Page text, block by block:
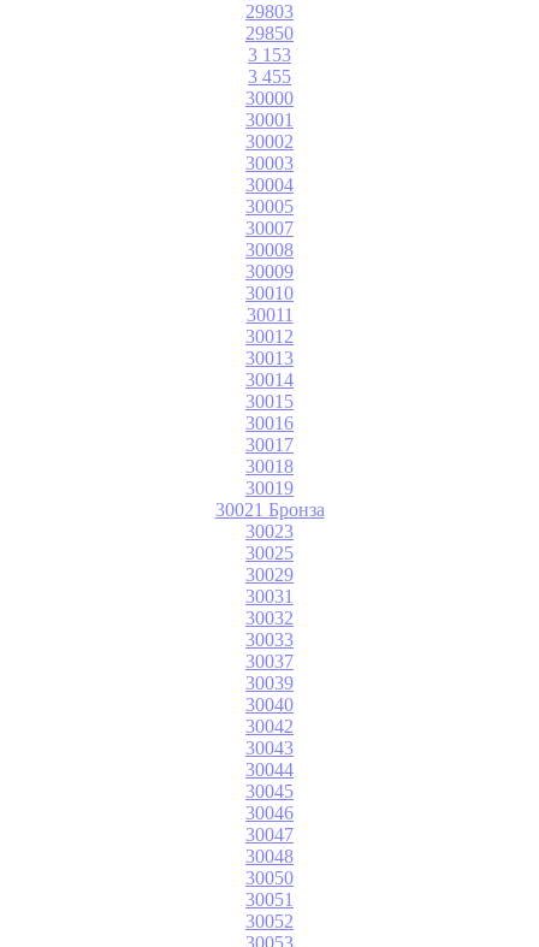
29803
29850
3 153
3 455
30000
30001
30002
30003
30004
30005
30007
30008
30009
30010
30011
30012
30013
30014
30015
30016
30017
30018
30019
30021 Бронза
30023
30025
30029
30031
30032
30033
30037
30039
30040
30042
30043
30044
30045
30046
30047
30048
30050
30051
30052
30053